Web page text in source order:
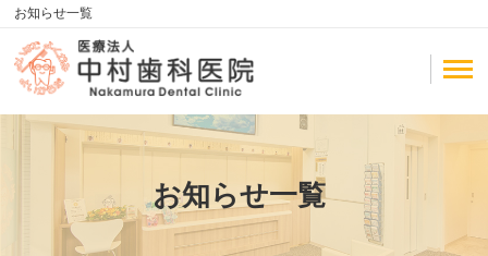
お知らせ一覧
お知らせ一覧